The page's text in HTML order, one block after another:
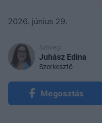
2026. június 29.
Szöveg:
Juhász Edina
Szerkesztő
Megosztás